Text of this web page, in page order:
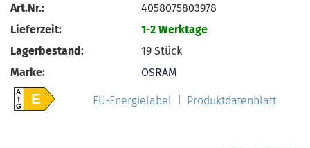
Art.Nr.:
4058075803978
Lieferzeit:
1-2 Werktage
Lagerbestand:
19Stück
Marke:
OSRAM
A
GE EU-Energielabel Produktdatenblatt